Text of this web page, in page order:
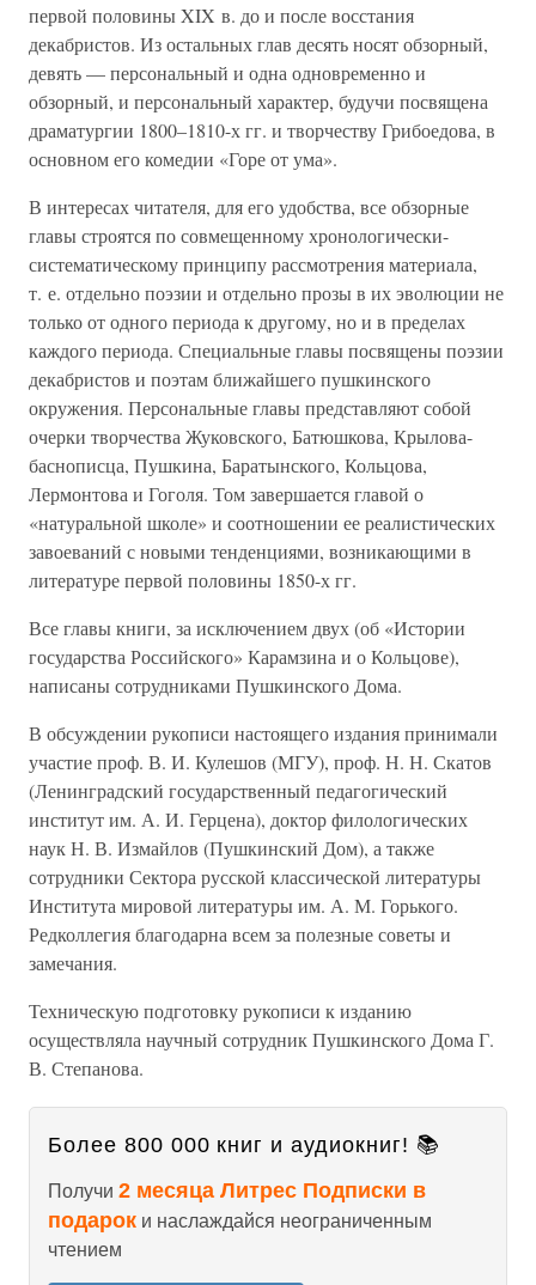
первой половины XIX в. до и после восстания
декабристов. Из остальных глав десять носят обзорный,
девять — персональный и одна одновременно и
обзорный, и персональный характер, будучи посвящена
драматургии 1800–1810-х гг. и творчеству Грибоедова, в
основном его комедии «Горе от ума».
В интересах читателя, для его удобства, все обзорные
главы строятся по совмещенному хронологически-
систематическому принципу рассмотрения материала,
т. е. отдельно поэзии и отдельно прозы в их эволюции не
только от одного периода к другому, но и в пределах
каждого периода. Специальные главы посвящены поэзии
декабристов и поэтам ближайшего пушкинского
окружения. Персональные главы представляют собой
очерки творчества Жуковского, Батюшкова, Крылова-
баснописца, Пушкина, Баратынского, Кольцова,
Лермонтова и Гоголя. Том завершается главой о
«натуральной школе» и соотношении ее реалистических
завоеваний с новыми тенденциями, возникающими в
литературе первой половины 1850-х гг.
Все главы книги, за исключением двух (об «Истории
государства Российского» Карамзина и о Кольцове),
написаны сотрудниками Пушкинского Дома.
В обсуждении рукописи настоящего издания принимали
участие проф. В. И. Кулешов (МГУ), проф. Н. Н. Скатов
(Ленинградский государственный педагогический
институт им. А. И. Герцена), доктор филологических
наук Н. В. Измайлов (Пушкинский Дом), а также
сотрудники Сектора русской классической литературы
Института мировой литературы им. А. М. Горького.
Редколлегия благодарна всем за полезные советы и
замечания.
Техническую подготовку рукописи к изданию
осуществляла научный сотрудник Пушкинского Дома Г.
В. Степанова.
Более 800 000 книг и аудиокниг! 📚
Получи 2 месяца Литрес Подписки в
подарок и наслаждайся неограниченным
чтением